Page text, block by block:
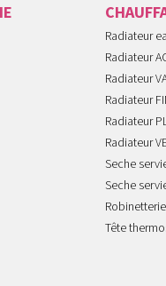
Radiateur
Radiateur
Radiateur
Radiateur
Radiateur
Radiateur
Seche
Seche
Robinetterie
Tête